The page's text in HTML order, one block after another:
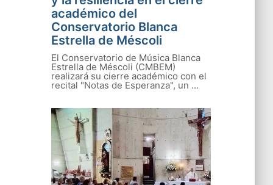
académico del
Conservatorio Blanca
Estrella de Méscoli
El Conservatorio de Música Blanca
Estrella de Méscoli (CMBEM)
realizará su cierre académico con el
recital "Notas de Esperanza", un ...